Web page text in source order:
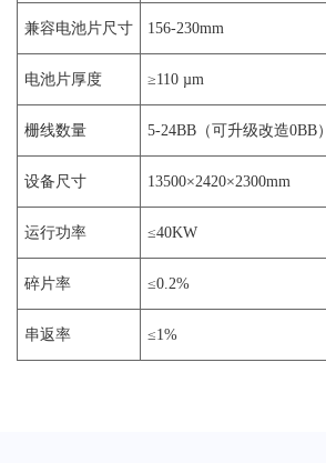
兼容电池片尺寸 156-230mm
电池片厚度 ≥110 µm
栅线数量 5-24BB（可升级改造0BB）
设备尺寸 13500×2420×2300mm
运行功率 ≤40KW
碎片率 ≤0.2%
串返率 ≤1%